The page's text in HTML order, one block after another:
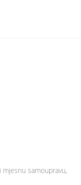
mjesnu samoupravu,